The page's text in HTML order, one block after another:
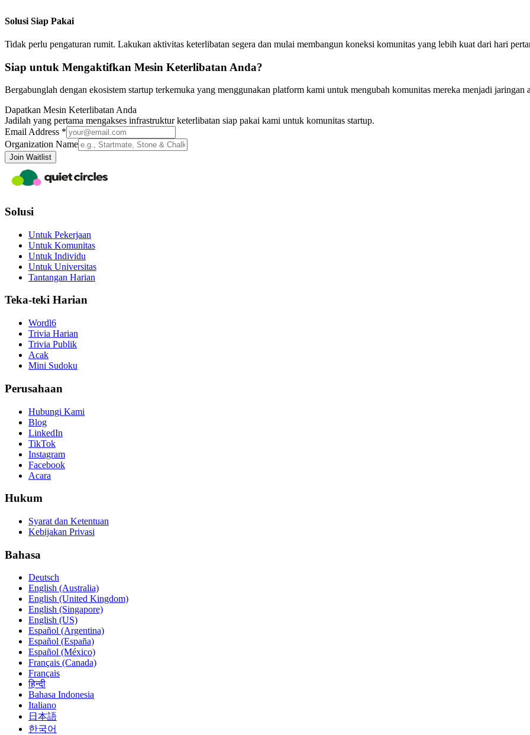
Solusi Siap Pakai
Tidak perlu pengaturan rumit. Lakukan aktivitas keterlibatan segera dan mulai membangun koneksi komunitas yang lebih kuat dari hari
Siap untuk Mengaktifkan Mesin Keterlibatan Anda?
Bergabunglah dengan ekosistem startup terkemuka yang menggunakan platform kami untuk mengubah komunitas mereka menjadi jaringan
Dapatkan Mesin Keterlibatan Anda
Jadilah yang pertama mengakses infrastruktur keterlibatan siap pakai kami untuk komunitas startup.
Email Address *
Organization Name
Join Waitlist
Solusi
Untuk Pekerjaan
Untuk Komunitas
Untuk Individu
Untuk Universitas
Tantangan Harian
Teka-teki Harian
Wordl6
Trivia Harian
Trivia Publik
Acak
Mini Sudoku
Perusahaan
Hubungi Kami
Blog
LinkedIn
TikTok
Instagram
Facebook
Acara
Hukum
Syarat dan Ketentuan
Kebijakan Privasi
Bahasa
Deutsch
English (Australia)
English (United Kingdom)
English (Singapore)
English (US)
Español (Argentina)
Español (España)
Español (México)
Français (Canada)
Français
हिन्दी
Bahasa Indonesia
Italiano
日本語
한국어